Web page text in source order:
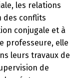
les relations
des conflits
conjugale et à
professeure, elle
leurs travaux de
de